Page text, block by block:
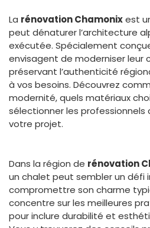
La rénovation Chamonixest
peut dénaturer l’architecture
exécutée. Spécialement
envisagent de moderniser leur
préservant l’authenticité
à vos besoins. Découvrez
modernité, quels matériaux
sélectionner les professionnels
votre projet.
Dans la région de rénovation
un chalet peut sembler un défi
compromettre son charme
concentre sur les meilleures
pour inclure durabilité et